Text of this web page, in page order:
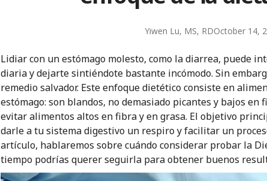
Yiwen Lu, MS, RDOctober 14,
Lidiar con un estómago molesto, como la diarrea, puede
diaria y dejarte sintiéndote bastante incómodo. Sin
remedio salvador. Este enfoque dietético consiste en
estómago: son blandos, no demasiado picantes y bajos en
evitar alimentos altos en fibra y en grasa. El objetivo
darle a tu sistema digestivo un respiro y facilitar un
artículo, hablaremos sobre cuándo considerar probar la
tiempo podrías querer seguirla para obtener buenos